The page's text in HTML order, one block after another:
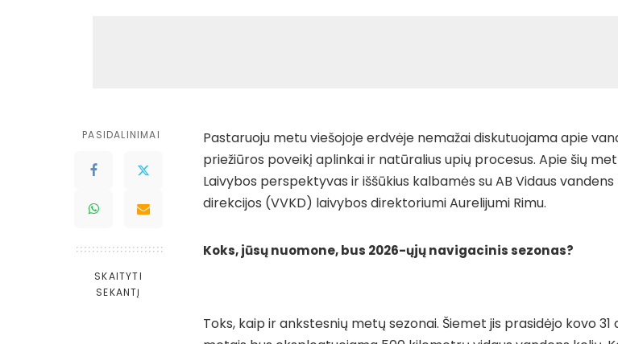
PASIDALINIMAI
SKAITYTI
SEKANTĮ
Pastaruoju metu viešojoje erdvėje nemažai diskutuojama apie
priežiūros poveikį aplinkai ir natūralius upių procesus. Apie šių
Laivybos perspektyvas ir iššūkius kalbamės su AB Vidaus vandens
direkcijos (VVKD) laivybos direktoriumi Aurelijumi Rimu.
Koks, jūsų nuomone, bus 2026-ųjų navigacinis sezonas?
Toks, kaip ir ankstesnių metų sezonai. Šiemet jis prasidėjo kovo 31